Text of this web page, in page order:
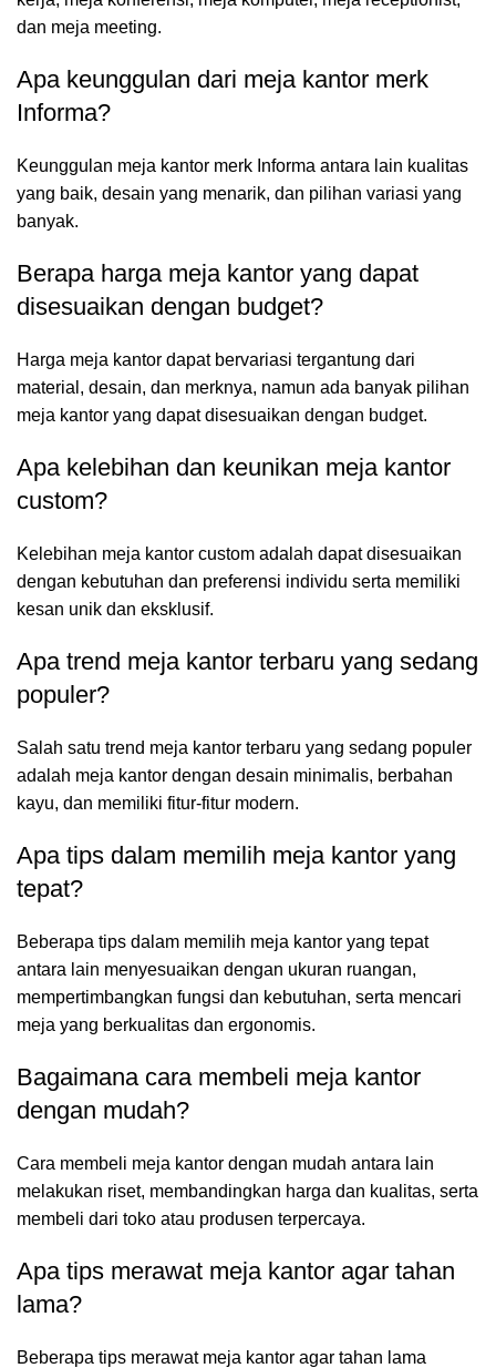
dan meja meeting.
Apa keunggulan dari meja kantor merk
Informa?
Keunggulan meja kantor merk Informa antara lain kualitas
yang baik, desain yang menarik, dan pilihan variasi yang
banyak.
Berapa harga meja kantor yang dapat
disesuaikan dengan budget?
Harga meja kantor dapat bervariasi tergantung dari
material, desain, dan merknya, namun ada banyak pilihan
meja kantor yang dapat disesuaikan dengan budget.
Apa kelebihan dan keunikan meja kantor
custom?
Kelebihan meja kantor custom adalah dapat disesuaikan
dengan kebutuhan dan preferensi individu serta memiliki
kesan unik dan eksklusif.
Apa trend meja kantor terbaru yang sedang
populer?
Salah satu trend meja kantor terbaru yang sedang populer
adalah meja kantor dengan desain minimalis, berbahan
kayu, dan memiliki fitur-fitur modern.
Apa tips dalam memilih meja kantor yang
tepat?
Beberapa tips dalam memilih meja kantor yang tepat
antara lain menyesuaikan dengan ukuran ruangan,
mempertimbangkan fungsi dan kebutuhan, serta mencari
meja yang berkualitas dan ergonomis.
Bagaimana cara membeli meja kantor
dengan mudah?
Cara membeli meja kantor dengan mudah antara lain
melakukan riset, membandingkan harga dan kualitas, serta
membeli dari toko atau produsen terpercaya.
Apa tips merawat meja kantor agar tahan
lama?
Beberapa tips merawat meja kantor agar tahan lama